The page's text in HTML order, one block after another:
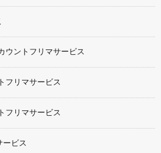
ウントフリマサービス
フリマサービス
フリマサービス
ービス